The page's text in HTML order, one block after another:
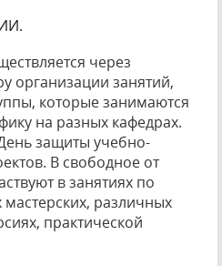
через
организации занятий,
которые занимаются
на разных кафедрах.
защиты учебно-
В свободное от
в занятиях по
различных
практической